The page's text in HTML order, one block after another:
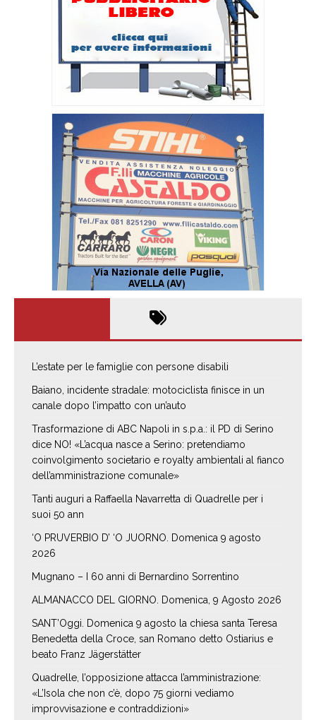
L’estate per le famiglie con persone disabili
Baiano, incidente stradale: motociclista finisce in un
canale dopo l’impatto con un’auto
Trasformazione di ABC Napoli in s.p.a.: il PD di Serino
dice NO! «L’acqua nasce a Serino: pretendiamo
coinvolgimento societario e royalty ambientali al fianco
dell’amministrazione comunale»
Tanti auguri a Raffaella Navarretta di Quadrelle per i
suoi 50 ann
‘O PRUVERBIO D’ ‘O JUORNO. Domenica 9 agosto
2026
Mugnano – I 60 anni di Bernardino Sorrentino
ALMANACCO DEL GIORNO. Domenica, 9 Agosto 2026
SANT’Oggi. Domenica 9 agosto la chiesa santa Teresa
Benedetta della Croce, san Romano detto Ostiarius e
beato Franz Jägerstätter
Quadrelle, l’opposizione attacca l’amministrazione:
«L’Isola che non c’è, dopo 75 giorni vediamo
improvvisazione e contraddizioni»